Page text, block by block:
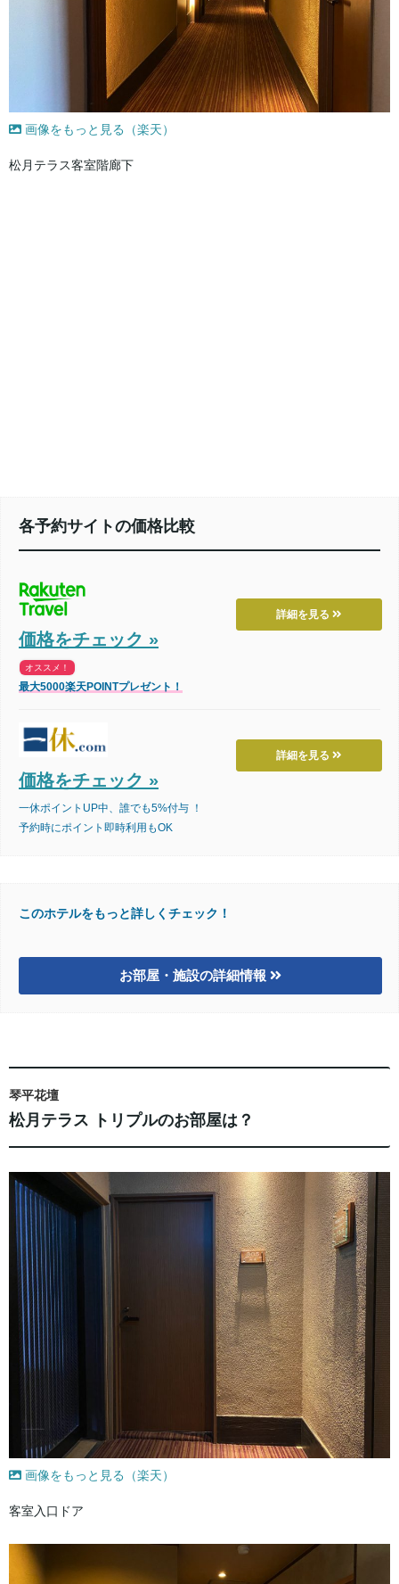
画像をもっと見る（楽天）
松月テラス客室階廊下
各予約サイトの価格比較
詳細を見る
価格をチェック »
オススメ！
最大5000楽天POINTプレゼント！
詳細を見る
価格をチェック »
一休ポイントUP中、誰でも5%付与 ！
予約時にポイント即時利用もOK
このホテルをもっと詳しくチェック！
お部屋・施設の詳細情報
琴平花壇
松月テラス トリプルのお部屋は？
画像をもっと見る（楽天）
客室入口ドア